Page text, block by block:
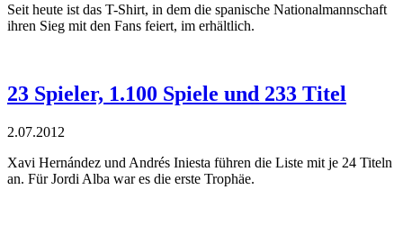
Seit heute ist das T-Shirt, in dem die spanische Nationalmannschaft
ihren Sieg mit den Fans feiert, im erhältlich.
23 Spieler, 1.100 Spiele und 233 Titel
2.07.2012
Xavi Hernández und Andrés Iniesta führen die Liste mit je 24 Titeln
an. Für Jordi Alba war es die erste Trophäe.